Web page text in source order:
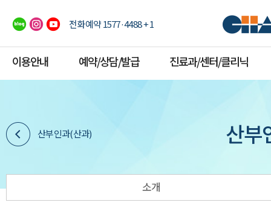
전화예약 1577·4488 + 1
이용안내 예약/상담/발급 진료과/센터/클리닉
산부인과(산과) 산부
소개